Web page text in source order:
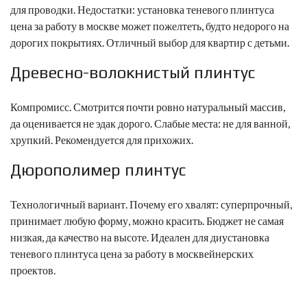
для проводки. Недостатки: установка теневого плинтуса
цена за работу в москвеможет пожелтеть, будто недорого на
дорогих покрытиях. Отличный выбор для квартир с детьми.
Древесно-волокнистый плинтус
Компромисс. Смотрится почти ровно натуральный массив,
да оценивается не эдак дорого. Слабые места: не для ванной,
хрупкий. Рекомендуется для прихожих.
Дюрополимер плинтус
Технологичный вариант. Почему его хвалят: суперпрочный,
принимает любую форму, можно красить. Бюджет не самая
низкая, да качество на высоте. Идеален для диустановка
теневого плинтуса цена за работу в москвейнерских
проектов.